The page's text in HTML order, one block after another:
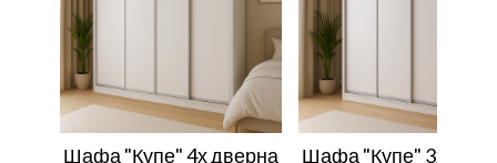
Шафа "Купе" 4х дверна
Шафа "Купе" 3х